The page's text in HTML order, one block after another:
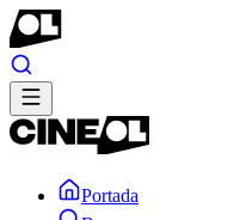
Portada